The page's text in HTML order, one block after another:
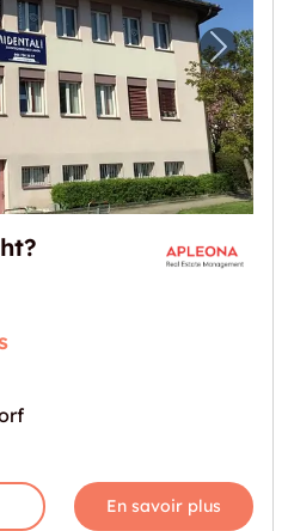
pour "Lagerraum
En savoir plus